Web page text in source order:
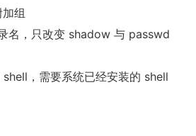
组
名，只改变 shadow 与 passwd
，需要系统已经安装的 shell